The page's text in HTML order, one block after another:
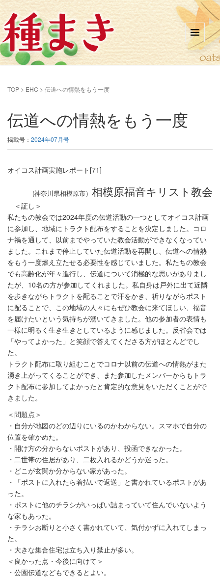
TOP > EHC > 伝道への情熱をもう一度
伝道への情熱をもう一度
掲載号： 2024年07月号
オイコス計画実施レポート[71]
(神奈川県相模原市） 相模原福音キリスト教会
＜証し＞
私たちの教会では2024年度の伝道活動の一つとしてオイコス計画
に参加し、地域にトラクト配布をすることを決定しました。コロ
ナ禍を通して、以前までやっていた教会活動ができなくなってい
ました。これまで停止していた伝道活動を再開し、伝道への情熱
をもう一度燃え立たせる必要性を感じていました。私たちの教会
でも高齢化が年々進行し、伝道について消極的な思いがありまし
たが、10名の方が参加してくれました。私自身は戸外に出て近隣
を歩きながらトラクトを配ることで汗をかき、祈りながらポスト
に配ることで、この地域の人々にもぜひ教会に来てほしい、福音
を届けたいという気持ちが湧いてきました。他の参加者の表情も
一様に明るく生き生きとしているように感じました。反省会では
「やってよかった」と笑顔で答えてくださる方がほとんどでし
た。
トラクト配布に取り組むことでコロナ以前の伝道への情熱がまた
湧き上がってくることができ、また参加したメンバーからもトラ
クト配布に参加してよかったと肯定的な意見をいただくことがで
きました。
＜問題点＞
・自分が地図のどの辺りにいるのかわからない。スマホで自分の
位置を確かめた。
・開け方の分からないポストがあり、投函できなかった。
・二世帯の住居があり、二枚入れるかどうか迷った。
・どこが玄関か分からない家があった。
・「ポストに入れたら着払いで返送」と書かれているポストがあ
った。
・ポストに他のチラシがいっぱい詰まっていて住んでいないよう
な家もあった。
・チラシお断りと小さく書かれていて、気付かずに入れてしまっ
た。
・大きな集合住宅は立ち入り禁止が多い。
＜良かった点・今後に向けて＞
・公園伝道などもできるとよい。